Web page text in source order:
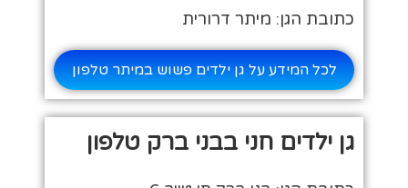
כתובת הגן: מיתר דרורית
לכל המידע על גן ילדים פשוש במיתר טלפון
גן ילדים חני בבני ברק טלפון